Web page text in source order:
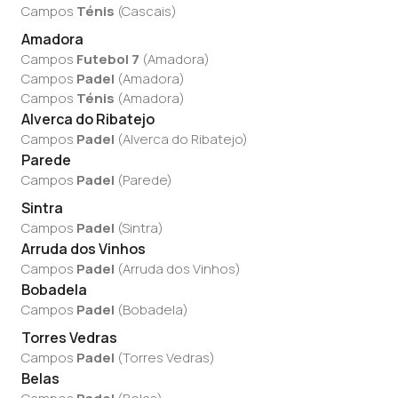
Campos Ténis (Cascais)
Amadora
Campos Futebol 7 (Amadora)
Campos Padel (Amadora)
Campos Ténis (Amadora)
Alverca do Ribatejo
Campos Padel (Alverca do Ribatejo)
Parede
Campos Padel (Parede)
Sintra
Campos Padel (Sintra)
Arruda dos Vinhos
Campos Padel (Arruda dos Vinhos)
Bobadela
Campos Padel (Bobadela)
Torres Vedras
Campos Padel (Torres Vedras)
Belas